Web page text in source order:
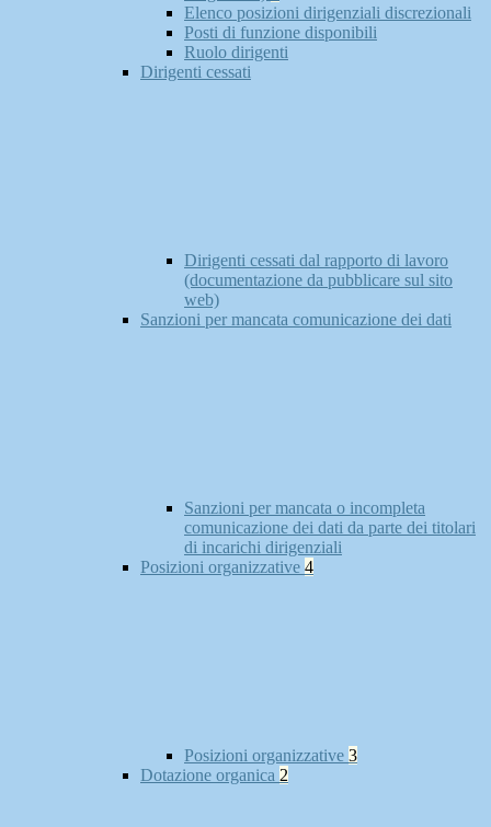
Elenco posizioni dirigenziali discrezionali
Posti di funzione disponibili
Ruolo dirigenti
Dirigenti cessati
Dirigenti cessati dal rapporto di lavoro
(documentazione da pubblicare sul sito
web)
Sanzioni per mancata comunicazione dei dati
Sanzioni per mancata o incompleta
comunicazione dei dati da parte dei titolari
di incarichi dirigenziali
Posizioni organizzative 4
Posizioni organizzative 3
Dotazione organica 2